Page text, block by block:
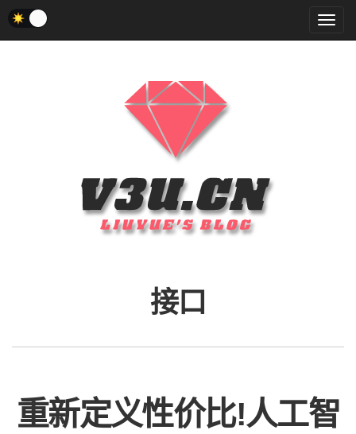
菜
单
接口
重新定义性价比!人工智